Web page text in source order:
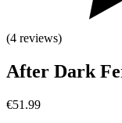
(4 reviews)
After Dark
€51.99